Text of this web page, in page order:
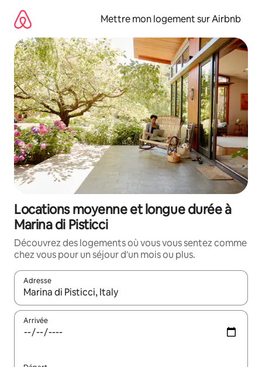
directement
contenu
Mettre mon logement sur Airbnb
Locations moyenne et longue durée à
Marina di Pisticci
Découvrez des logements où vous vous sentez comme
chez vous pour un séjour d'un mois ou plus.
Adresse
Lorsque les résultats s'affichent, utilisez les flèches vers le
Arrivée